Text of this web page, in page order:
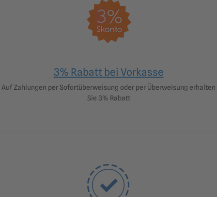
3% Rabatt bei Vorkasse
Auf Zahlungen per Sofortüberweisung oder per Überweisung erhalten
Sie 3% Rabatt